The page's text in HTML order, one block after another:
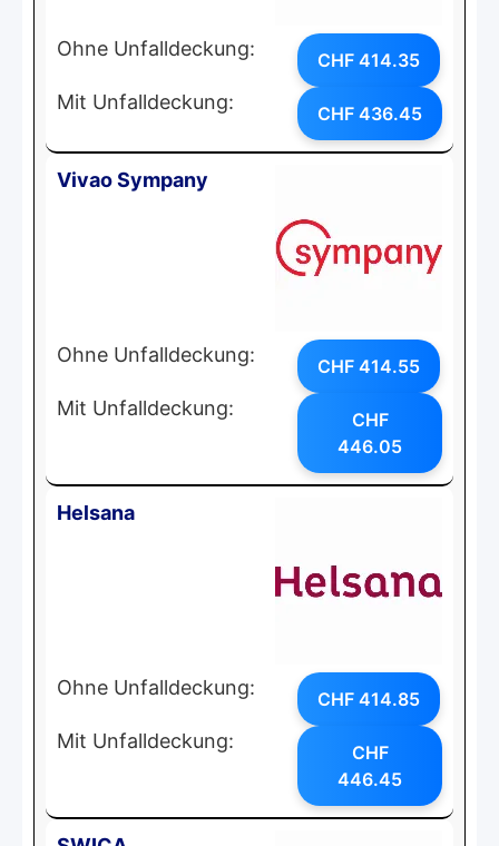
Ohne Unfalldeckung: CHF 414.35
Mit Unfalldeckung: CHF 436.45
Vivao Sympany
Ohne Unfalldeckung: CHF 414.55
Mit Unfalldeckung:
CHF
446.05
Helsana
Ohne Unfalldeckung: CHF 414.85
Mit Unfalldeckung:
CHF
446.45